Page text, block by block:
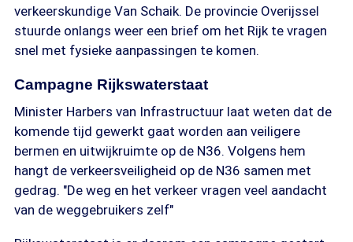
verkeerskundige Van Schaik. De provincie Overijssel
stuurde onlangs weer een brief om het Rijk te vragen
snel met fysieke aanpassingen te komen.
Campagne Rijkswaterstaat
Minister Harbers van Infrastructuur laat weten dat de
komende tijd gewerkt gaat worden aan veiligere
bermen en uitwijkruimte op de N36. Volgens hem
hangt de verkeersveiligheid op de N36 samen met
gedrag. "De weg en het verkeer vragen veel aandacht
van de weggebruikers zelf"